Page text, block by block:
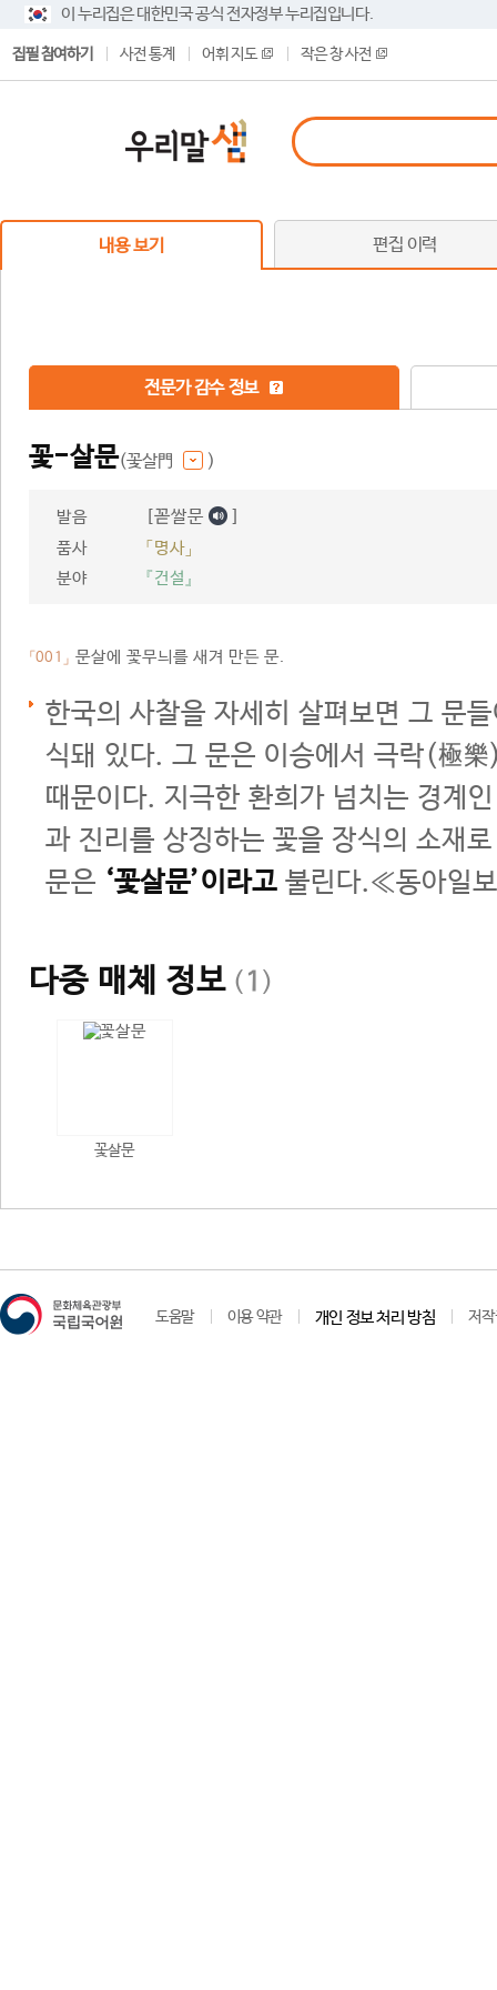
이 누리집은 대한민국 공식 전자정부 누리집입니다.
집필 참여하기 사전 통계 어휘 지도 작은 창 사전
내용 보기 편집 이력
전문가 감수 정보
꽃-살문(꽃살門 )
발음 [꼳쌀문 ]
품사
「명사」
분야
『건설』
「001」 문살에 꽃무늬를 새겨 만든 문.
한국의 사찰을 자세히 살펴보면 그 문
식돼 있다. 그 문은 이승에서 극락(極
때문이다. 지극한 환희가 넘치는 경계
과 진리를 상징하는 꽃을 장식의 소재
문은 ‘꽃살문’이라고 불린다.≪동아일
다중 매체 정보 ( 1 )
꽃살문
도움말 이용 약관 개인 정보 처리 방침 저